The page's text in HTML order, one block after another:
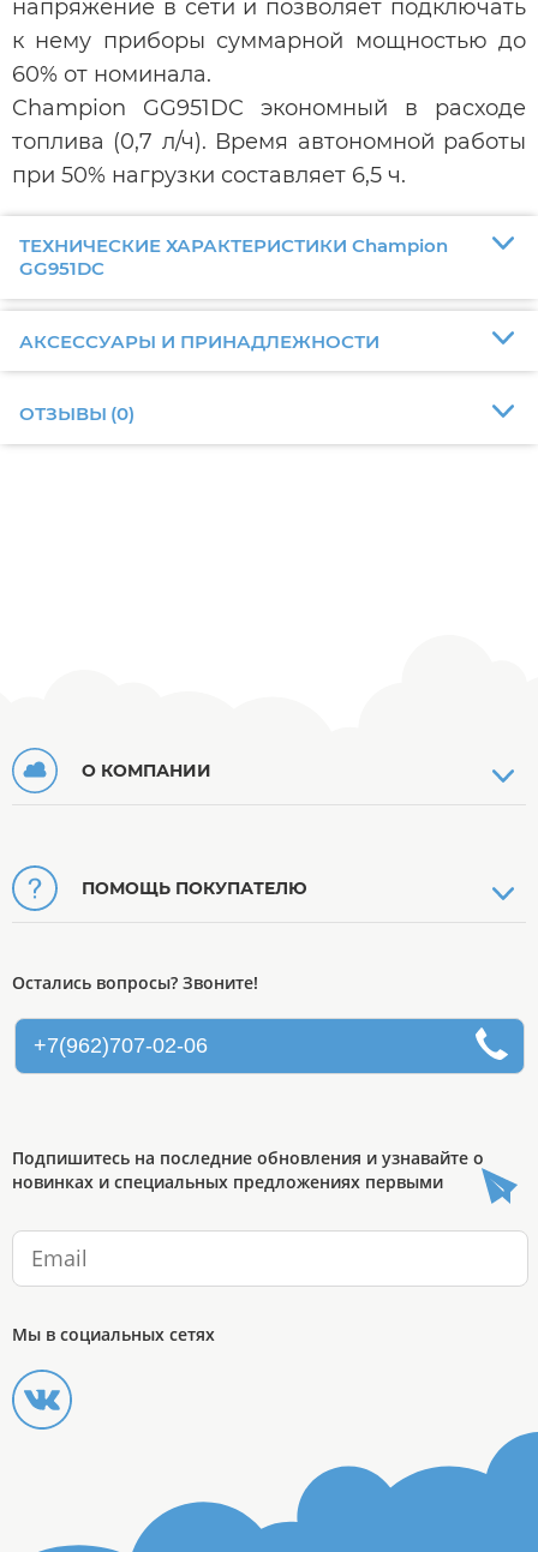
напряжение в сети и позволяет подключать
к нему приборы суммарной мощностью до
60% от номинала.
Champion GG951DC экономный в расходе
топлива (0,7 л/ч). Время автономной работы
при 50% нагрузки составляет 6,5 ч.
ТЕХНИЧЕСКИЕ ХАРАКТЕРИСТИКИ Champion
GG951DC
АКСЕССУАРЫ И ПРИНАДЛЕЖНОСТИ
ОТЗЫВЫ (0)
О КОМПАНИИ
ПОМОЩЬ ПОКУПАТЕЛЮ
Остались вопросы? Звоните!
+7(962)707-02-06
Подпишитесь на последние обновления и узнавайте о
новинках и специальных предложениях первыми
Мы в социальных сетях